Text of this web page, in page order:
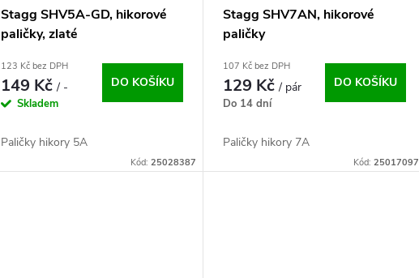
Stagg SHV5A-GD, hikorové
paličky, zlaté
123 Kč bez DPH
149 Kč/ -
Skladem
DO KOŠÍKU
Paličky hikory 5A
Kód:25028387
Stagg SHV7AN, hikorové
paličky
107 Kč bez DPH
129 Kč/ pár
Do 14 dní
DO KOŠÍKU
Paličky hikory 7A
Kód: 25017097